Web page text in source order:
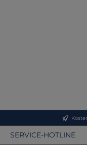
SERVICE-HOTLINE